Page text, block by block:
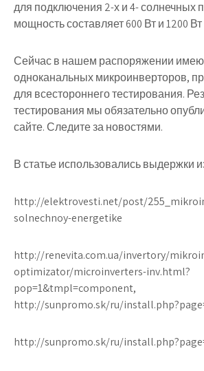
для подключения 2-х и 4- солнечных
мощность составляет 600 Вт и 1200
Сейчас в нашем распоряжении
одноканальных микроинверторов,
для всестороннего тестирования.
тестирования мы обязательно
сайте. Следите за новостями.
В статье использовались выдержки
http://elektrovesti.net/post/
solnechnoy-energetike
http://renevita.com.ua/invertory/
optimizator/microinverters-inv.html?
pop=1&tmpl=component,
http://sunpromo.sk/ru/
http://sunpromo.sk/ru/